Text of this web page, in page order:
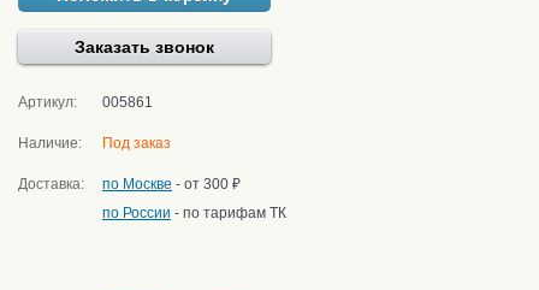
Заказать звонок
Артикул: 005861
Наличие: Под заказ
Доставка: по Москве - от 300 ₽
по России - по тарифам ТК